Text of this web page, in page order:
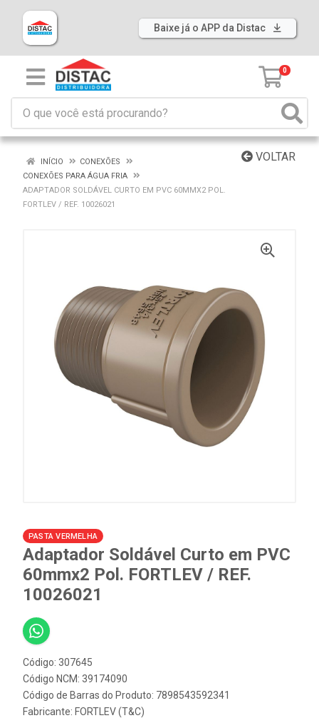
Baixe já o APP da Distac
0
VOLTAR
INÍCIO
CONEXÕES
CONEXÕES PARA ÁGUA FRIA
ADAPTADOR SOLDÁVEL CURTO EM PVC 60MMX2 POL.
FORTLEV / REF. 10026021
PASTA VERMELHA
Adaptador Soldável Curto em PVC
60mmx2 Pol. FORTLEV / REF.
10026021
Código: 307645
Código NCM: 39174090
Código de Barras do Produto: 7898543592341
Fabricante: FORTLEV (T&C)